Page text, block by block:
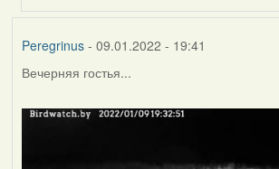
Peregrinus- 09.01.2022 - 19:41
Вечерняя гостья...